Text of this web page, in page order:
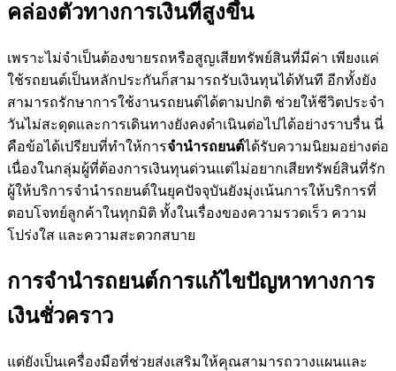
คล่องตัวทางการเงินที่สูงขึ้น
เพราะไม่จำเป็นต้องขายรถหรือสูญเสียทรัพย์สินที่มีค่า เพียงแค่
ใช้รถยนต์เป็นหลักประกันก็สามารถรับเงินทุนได้ทันที อีกทั้งยัง
สามารถรักษาการใช้งานรถยนต์ได้ตามปกติ ช่วยให้ชีวิตประจำ
วันไม่สะดุดและการเดินทางยังคงดำเนินต่อไปได้อย่างราบรื่น นี่
คือข้อได้เปรียบที่ทำให้การจำนำรถยนต์ได้รับความนิยมอย่างต่อ
เนื่องในกลุ่มผู้ที่ต้องการเงินทุนด่วนแต่ไม่อยากเสียทรัพย์สินที่รัก
ผู้ให้บริการจำนำรถยนต์ในยุคปัจจุบันยังมุ่งเน้นการให้บริการที่
ตอบโจทย์ลูกค้าในทุกมิติ ทั้งในเรื่องของความรวดเร็ว ความ
โปร่งใส และความสะดวกสบาย
การจำนำรถยนต์การแก้ไขปัญหาทางการ
เงินชั่วคราว
แต่ยังเป็นเครื่องมือที่ช่วยส่งเสริมให้คุณสามารถวางแผนและ